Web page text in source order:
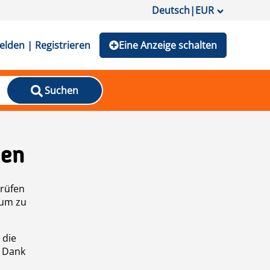
Deutsch|EUR
| Registrieren Eine Anzeige schalten
Suchen
zu
die